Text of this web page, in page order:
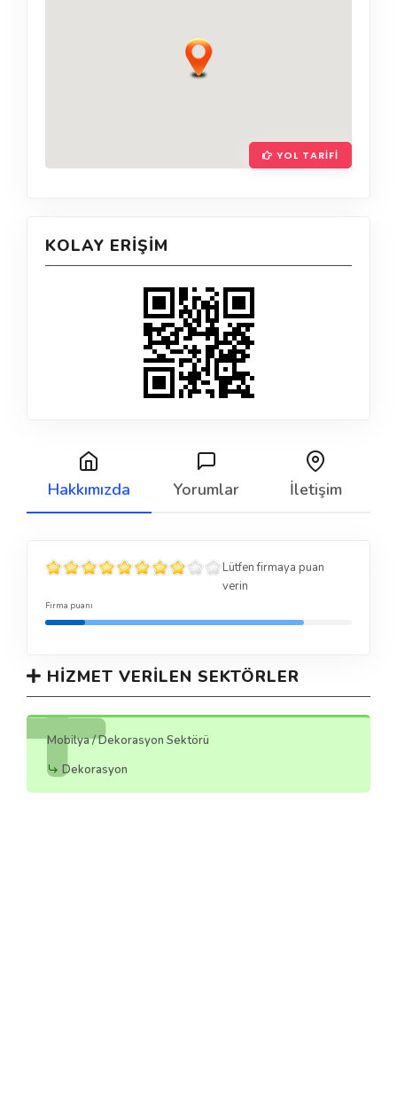
YOL TARIFI
KOLAY ERIŞIM
Hakkımızda Yorumlar İletişim
Lütfen firmaya puan
verin
Firma puanı
HIZMET VERILEN SEKTÖRLER
Mobilya / Dekorasyon Sektörü
Dekorasyon